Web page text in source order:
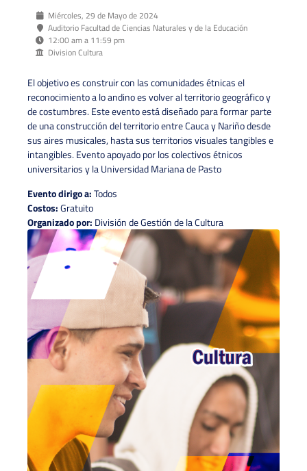
Miércoles, 29 de Mayo de 2024
Auditorio Facultad de Ciencias Naturales y de la Educación
12:00 am a 11:59 pm
Division Cultura
El objetivo es construir con las comunidades étnicas el
reconocimiento a lo andino es volver al territorio geográfico y
de costumbres. Este evento está diseñado para formar parte
de una construcción del territorio entre Cauca y Nariño desde
sus aires musicales, hasta sus territorios visuales tangibles e
intangibles. Evento apoyado por los colectivos étnicos
universitarios y la Universidad Mariana de Pasto
Evento dirigo a:Todos
Costos:Gratuito
Organizado por: División de Gestión de la Cultura